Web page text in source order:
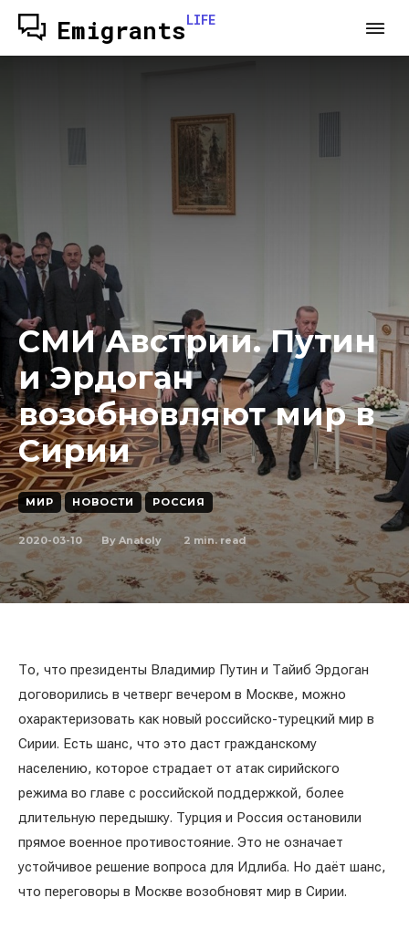
EmigrantsLIFE
СМИ Австрии. Путин
и Эрдоган
возобновляют мир в
Сирии
МИР НОВОСТИ РОССИЯ
2020-03-10 By Anatoly 2 min. read
То, что президенты Владимир Путин и Тайиб Эрдоган
договорились в четверг вечером в Москве, можно
охарактеризовать как новый российско-турецкий мир в
Сирии. Есть шанс, что это даст гражданскому
населению, которое страдает от атак сирийского
режима во главе с российской поддержкой, более
длительную передышку. Турция и Россия остановили
прямое военное противостояние. Это не означает
устойчивое решение вопроса для Идлиба. Но даёт шанс,
что переговоры в Москве возобновят мир в Сирии.